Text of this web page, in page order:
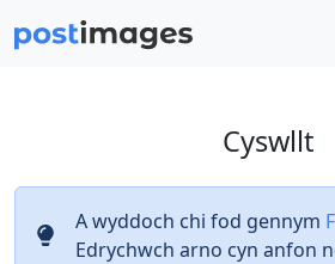
Cyswllt
A wyddoch chi fod gennym
Edrychwch arno cyn anfon